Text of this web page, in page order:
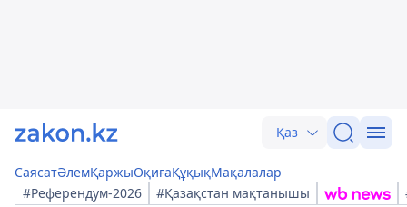
Қаз
СаясатӘлемҚаржыОқиғаҚұқықМақалалар
#Референдум-2026
#Қазақстан мақтанышы